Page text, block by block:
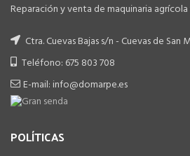
Reparación y venta de maquinaria
Ctra. Cuevas Bajas s/n - Cuevas de San
Teléfono: 675 803 708
E-mail: info@domarpe.es
POLÍTICAS